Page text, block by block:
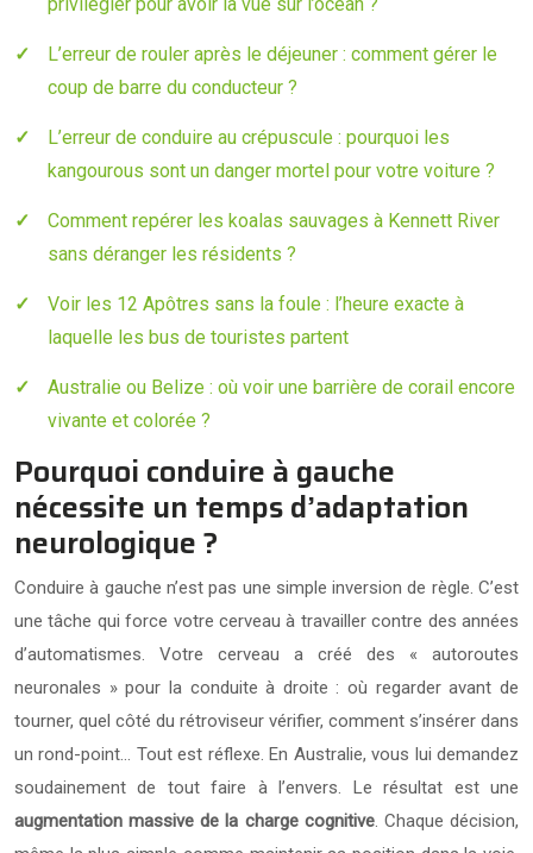
L’erreur de rouler après le déjeuner : comment gérer le
coup de barre du conducteur ?
L’erreur de conduire au crépuscule : pourquoi les
kangourous sont un danger mortel pour votre voiture ?
Comment repérer les koalas sauvages à Kennett River
sans déranger les résidents ?
Voir les 12 Apôtres sans la foule : l’heure exacte à
laquelle les bus de touristes partent
Australie ou Belize : où voir une barrière de corail encore
vivante et colorée ?
Pourquoi conduire à gauche
nécessite un temps d’adaptation
neurologique ?
Conduire à gauche n’est pas une simple inversion de règle. C’est
une tâche qui force votre cerveau à travailler contre des années
d’automatismes. Votre cerveau a créé des « autoroutes
neuronales » pour la conduite à droite : où regarder avant de
tourner, quel côté du rétroviseur vérifier, comment s’insérer dans
un rond-point… Tout est réflexe. En Australie, vous lui demandez
soudainement de tout faire à l’envers. Le résultat est une
augmentation massive de la charge cognitive. Chaque décision,